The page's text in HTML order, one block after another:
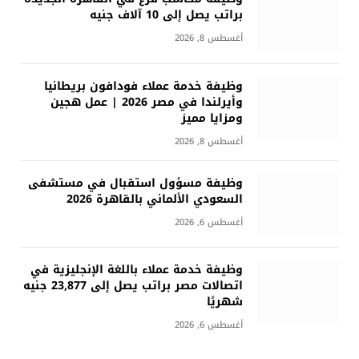
براتب يصل إلى 10 آلاف جنيه
أغسطس 8, 2026
وظيفة خدمة عملاء فودافون بريطانيا
وأيرلندا في مصر 2026 | عمل هجين
ومزايا مميز
أغسطس 8, 2026
وظيفة مسؤول استقبال في مستشفى
السعودي الألماني بالقاهرة 2026
أغسطس 6, 2026
وظيفة خدمة عملاء باللغة الإنجليزية في
اتصالات مصر براتب يصل إلى 23,877 جنيه
شهريًا
أغسطس 6, 2026